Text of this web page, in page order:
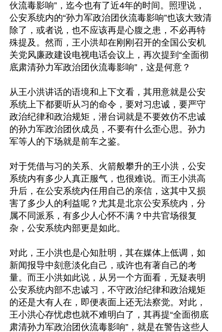
伙流毒影响”，迄今也有了近4年的时间。照理说，
公安系统内的“孙力军政治团伙流毒影响”也该大致清
除了，或者说，也不应该再是心腹之患，不必再特
殊提及。然而，王小洪却在刚刚召开的全国公安机
关党风廉政建设电视电话会议上，再次提到“全面彻
底肃清孙力军政治团伙流毒影响”，这是何意？
从王小洪讲话的语境和上下文看，其用意就是公安
系统上下都要听从习的命令，要对习忠诚，要严守
政治纪律和政治规矩，潜台词就是不要效仿不忠诚
的孙力军政治团伙成员，不要有什么歪心思。孙力
军等人的下场就是前车之鉴。
对于凭借与习的关系、火箭般攀升的王小洪，公安
系统内有多少人真正服气，也很难说。而王小洪高
升后，在公安系统内任用自己的亲信，这其中又损
害了多少人的利益呢？尤其是北京公安系统内，分
属不同派系，有多少人心怀不满？中共官场很复
杂，公安系统内部更是如此。
对此，王小洪也是心知肚明，其在媒体上低调，如
新闻报导中刻意淡化自己，或许也有著自己的考
量。而王小洪如此说，从另一个方面看，无疑表明
公安系统内部不忠诚习，不守政治纪律和政治规矩
的还是大有人在，即便表面上还无法察觉。对此，
王小洪心存忧虑也就不难明白了，其再提“全面彻底
肃清孙力军政治团伙流毒影响”，就是在警告这些人